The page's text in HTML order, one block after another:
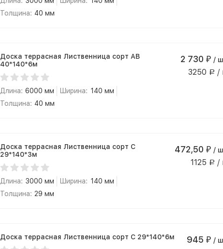
Толщина: 40 мм
Доска террасная Лиственница сорт АВ
40*140*6м
Длина: 6000 мм Ширина: 140 мм
Толщина: 40 мм
2 730 ₽ /
3250 Р /
Доска террасная Лиственница сорт С
29*140*3м
Длина: 3000 мм Ширина: 140 мм
Толщина: 29 мм
472,50 ₽ /
1125 Р /
Доска террасная Лиственница сорт С 29*140*6м 945 ₽ /